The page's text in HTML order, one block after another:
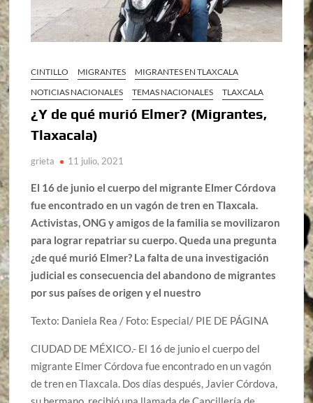
CINTILLO MIGRANTES
MIGRANTES EN TLAXCALA
NOTICIAS NACIONALES
TEMAS NACIONALES TLAXCALA
¿Y de qué murió Elmer? (Migrantes,
Tlaxacala)
grieta 11 julio, 2021
El 16 de junio el cuerpo del migrante Elmer Córdova
fue encontrado en un vagón de tren en Tlaxcala.
Activistas, ONG y amigos de la familia se movilizaron
para lograr repatriar su cuerpo. Queda una pregunta
¿de qué murió Elmer? La falta de una investigación
judicial es consecuencia del abandono de migrantes
por sus países de origen y el nuestro
Texto: Daniela Rea / Foto: Especial/ PIE DE PÁGINA
CIUDAD DE MÉXICO.- El 16 de junio el cuerpo del
migrante Elmer Córdova fue encontrado en un vagón
de tren en Tlaxcala. Dos días después, Javier Córdova,